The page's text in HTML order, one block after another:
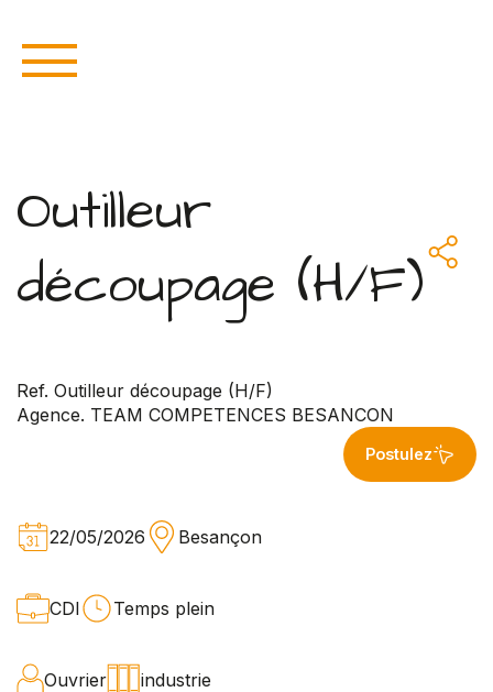
Outilleur
découpage (H/F)
Ref. Outilleur découpage (H/F)
Agence. TEAM COMPETENCES BESANCON
Postulez
22/05/2026 Besançon
CDI Temps plein
Ouvrier industrie